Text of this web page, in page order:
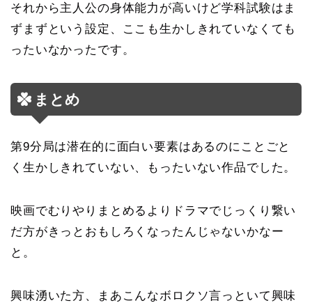
それから主人公の身体能力が高いけど学科試験はま
ずまずという設定、ここも生かしきれていなくても
ったいなかったです。
まとめ
第9分局は潜在的に面白い要素はあるのにことごと
く生かしきれていない、もったいない作品でした。
映画でむりやりまとめるよりドラマでじっくり繋い
だ方がきっとおもしろくなったんじゃないかなー
と。
興味湧いた方、まあこんなボロクソ言っといて興味